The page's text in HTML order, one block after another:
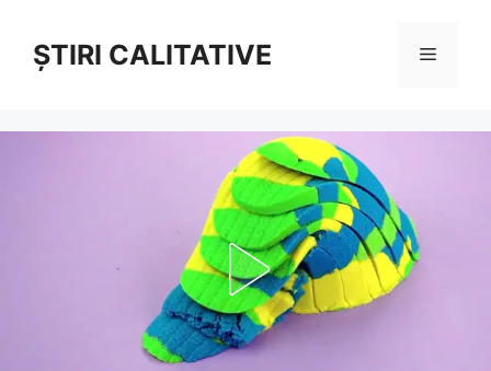
conținutȘTIRI CALITATIVE Meniu